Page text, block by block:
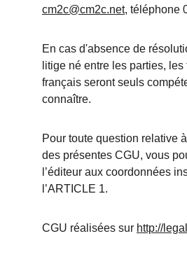
cm2c@cm2c.net, téléphone
En cas d'absence de
litige né entre les parties,
français seront seuls
connaître.
Pour toute question relative
des présentes CGU, vous
l’éditeur aux coordonnées
l’ARTICLE 1.
CGU réalisées sur http://